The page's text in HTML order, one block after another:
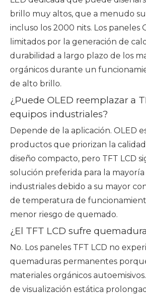
brillo muy altos, que a menudo
incluso los 2000 nits. Los paneles
limitados por la generación de
durabilidad a largo plazo de los
orgánicos durante un
de alto brillo.
¿Puede OLED reemplazar a
equipos industriales?
Depende de la aplicación. OLED
productos que priorizan la calidad
diseño compacto, pero TFT LCD
solución preferida para la
industriales debido a su mayor
de temperatura de
menor riesgo de quemado.
¿El TFT LCD sufre
No. Los paneles TFT LCD no
quemaduras permanentes
materiales orgánicos
de visualización estática